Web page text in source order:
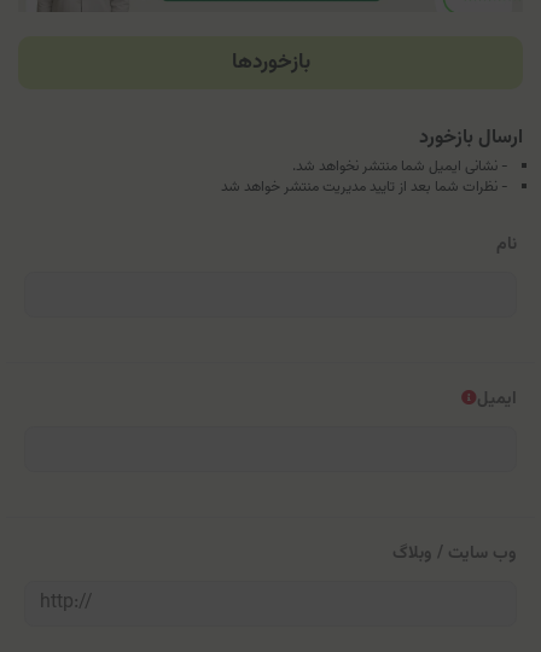
بازخوردها
ارسال بازخورد
- نشانی ایمیل شما منتشر نخواهد شد.
- نظرات شما بعد از تایید مدیریت منتشر خواهد شد
نام
ایمیل
وب سایت / وبلاگ